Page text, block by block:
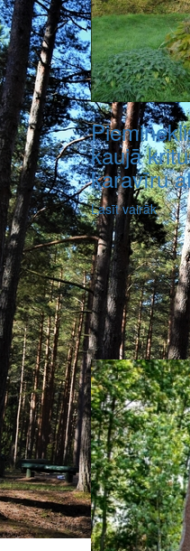
kaujā
karavīru
Lasīt vairāk